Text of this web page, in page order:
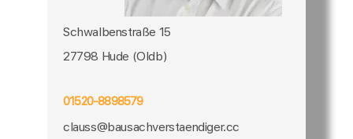
Schwalbenstraße 15
27798 Hude (Oldb)
01520-8898579
clauss@bausachverstaendiger.cc